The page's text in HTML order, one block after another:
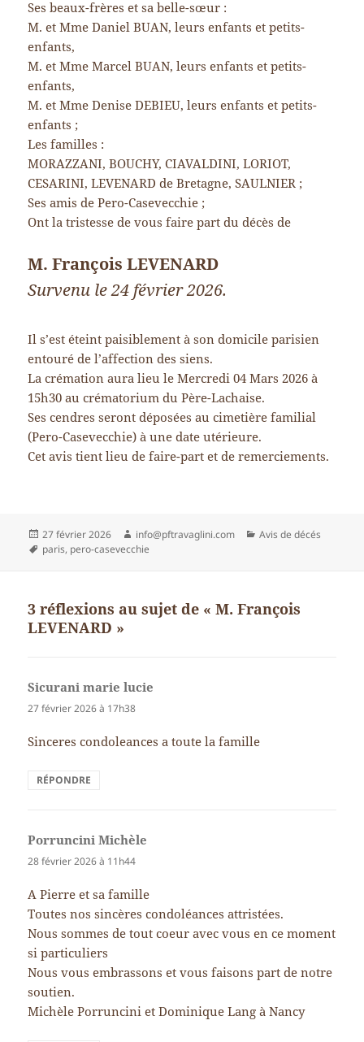
Ses beaux-frères et sa belle-sœur :
M. et Mme Daniel BUAN, leurs enfants et petits-
enfants,
M. et Mme Marcel BUAN, leurs enfants et petits-
enfants,
M. et Mme Denise DEBIEU, leurs enfants et petits-
enfants ;
Les familles :
MORAZZANI, BOUCHY, CIAVALDINI, LORIOT,
CESARINI, LEVENARD de Bretagne, SAULNIER ;
Ses amis de Pero-Casevecchie ;
Ont la tristesse de vous faire part du décès de
M. François LEVENARD
Survenu le 24 février 2026.
Il s’est éteint paisiblement à son domicile parisien
entouré de l’affection des siens.
La crémation aura lieu le Mercredi 04 Mars 2026 à
15h30 au crématorium du Père-Lachaise.
Ses cendres seront déposées au cimetière familial
(Pero-Casevecchie) à une date utérieure.
Cet avis tient lieu de faire-part et de remerciements.
Publié
le
27 février 2026 Auteur
info@pftravaglini.com Catégories
Avis de décés
Mots-
paris, pero-casevecchie
3 réflexions au sujet de « M. François
LEVENARD »
Sicurani marie lucie
27 février 2026 à 17h38
Sinceres condoleances a toute la famille
RÉPONDRE
Porruncini Michèle
28 février 2026 à 11h44
A Pierre et sa famille
Toutes nos sincères condoléances attristées.
Nous sommes de tout coeur avec vous en ce moment
si particuliers
Nous vous embrassons et vous faisons part de notre
soutien.
Michèle Porruncini et Dominique Lang à Nancy